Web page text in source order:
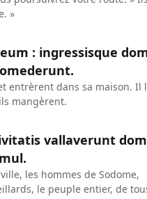
»
: ingressisque
entrèrent dans sa maison. Il
mangèrent.
vallaverunt
les hommes de Sodome,
le peuple entier, de